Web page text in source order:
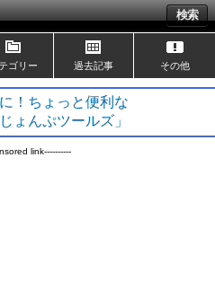
検索
ゴリー 過去記事 その他
！ちょっと便利な
ょんぷツールズ」
link----------